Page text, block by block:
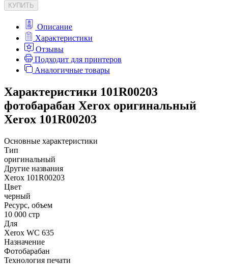
КУПИТЬ
Описание
Характеристики
Отзывы
Подходит для принтеров
Аналогичные товары
Характеристики 101R00203
фотобарабан Xerox оригинальный
Xerox 101R00203
Основные характеристики
Тип
оригинальный
Другие названия
Xerox 101R00203
Цвет
черный
Ресурс, объем
10 000 стр
Для
Xerox WC 635
Назначение
Фотобарабан
Технология печати